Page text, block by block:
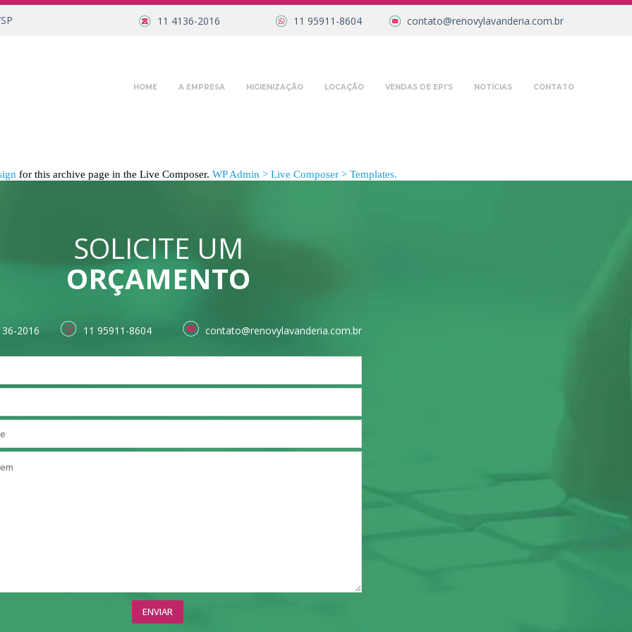
11 4136-2016 11 95911-8604 contato@renovylavanderia.com.br
HOME A EMPRESA HIGIENIZAÇÃO LOCAÇÃO VENDAS DE EPI’S NOTÍCIAS CONTATO
for this archive page in the Live Composer. WP Admin > Live Composer > Templates.
SOLICITE UM
ORÇAMENTO
2016 11 95911-8604 contato@renovylavanderia.com.br